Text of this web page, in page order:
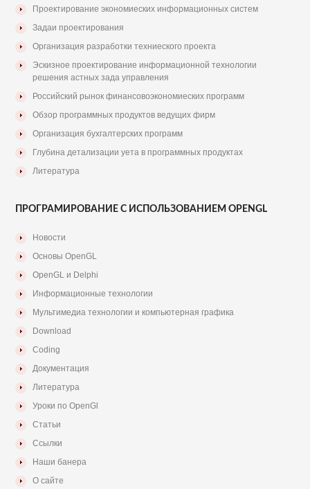
Проектирование экономиеских информационных систем
Задаи проектирования
Организация разработки техниеского проекта
Эскизное проектирование информационной технологии
решения астных зада управления
Российский рынок финансовоэкономиеских программ
Обзор программных продуктов ведущих фирм
Организация бухгалтерских программ
Глубина детализации уета в программных продуктах
Литература
ПРОГРАМИРОВАНИЕ С ИСПОЛЬЗОВАНИЕМ OPENGL
Новости
Основы OpenGL
OpenGL и Delphi
Информационные технологии
Мультимедиа технологии и компьютерная графика
Download
Coding
Документация
Литература
Уроки по OpenGl
Статьи
Ссылки
Наши банера
О сайте